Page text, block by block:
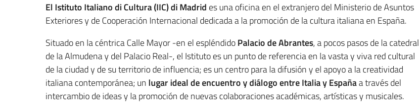
El Istituto Italiano di Cultura (IIC) di Madrid es una oficina en el extranjero del Ministerio de Asuntos
Exteriores y de Cooperación Internacional dedicada a la promoción de la cultura italiana en España.
Situado en la céntrica Calle Mayor -en el espléndidoPalacio de Abrantes, a pocos pasos de la catedral
de la Almudena y del Palacio Real-, el Istituto es un punto de referencia en la vasta y viva red cultural
de la ciudad y de su territorio de influencia; es un centro para la difusión y el apoyo a la creatividad
italiana contemporánea; un lugar ideal de encuentro y diálogo entre Italia y Españaa través del
intercambio de ideas y la promoción de nuevas colaboraciones académicas, artísticas y musicales.